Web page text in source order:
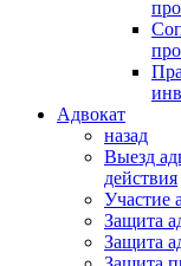
Адвокат
назад
Выезд
действия
Участие
Защита
Защита